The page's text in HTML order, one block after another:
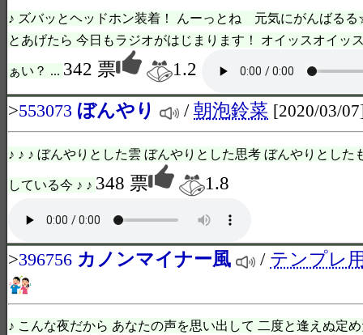
♪ ズバッとヘッドホン装着！ んーっとね 元気にがんばる
とあげたら 今日もラジオがはじまります！ オイッスオイッ
ぁい？ ... 342 票
1.2
>553073 ぼんやり /朝泡鈴菜 [2020/03/
♪ ♪ ♪ ぼんやりとした雲 ぼんやりとした思考 ぼんやりとした
している今 ♪ ♪ 348 票 1.8
>396756 カノンマイナー風 / テンプレ
♪ こんな夜だから あなたの声を思い出して 二度と逢えぬ定